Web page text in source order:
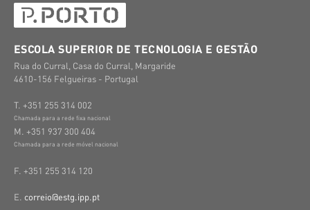
ESCOLA SUPERIOR DE TECNOLOGIA E GESTÃO
Rua do Curral, Casa do Curral, Margaride
4610-156 Felgueiras - Portugal
T. +351 255 314 002
Chamada para a rede fixa nacional
M. +351 937 300 404
Chamada para a rede móvel nacional
F. +351 255 314 120
E. correio@estg.ipp.pt